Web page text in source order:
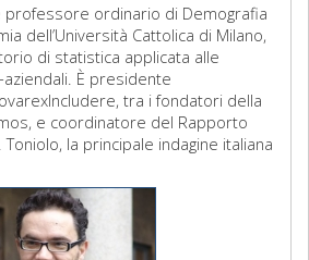
professore ordinario di Demografia
dell’Università Cattolica di Milano,
di statistica applicata alle
È presidente
tra i fondatori della
e coordinatore del Rapporto
Toniolo, la principale indagine italiana